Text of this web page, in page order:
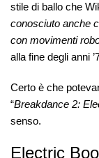
stile di ballo che
conosciuto anche
con movimenti
alla fine degli anni
Certo è che
“Breakdance 2:
senso.
Electric